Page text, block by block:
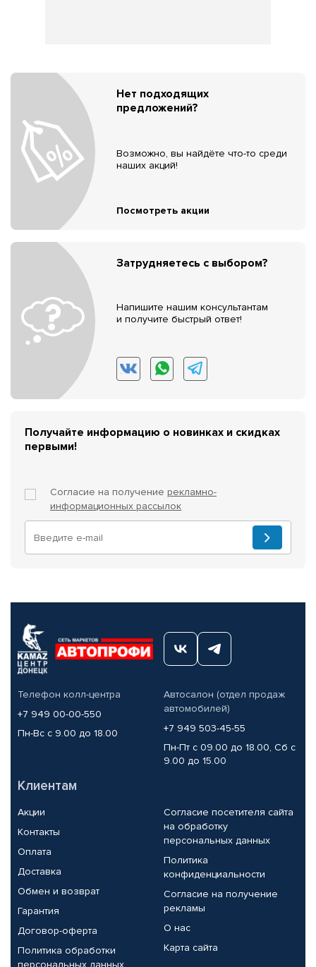
Нет подходящих
предложений?
Возможно, вы найдёте что-то среди
наших акций!
Посмотреть акции
Затрудняетесь с выбором?
Напишите нашим консультантам
и получите быстрый ответ!
Получайте информацию о новинках и скидках
первыми!
Согласие на получение рекламно-
информационных рассылок
Телефон колл-центра
+7 949 00-00-550
Пн-Вс с 9.00 до 18.00
Автосалон (отдел продаж
автомобилей)
+7 949 503-45-55
Пн-Пт с 09.00 до 18.00, Сб с
9.00 до 15.00
Клиентам
Акции
Контакты
Оплата
Доставка
Обмен и возврат
Гарантия
Договор-оферта
Политика обработки
персональных данных
Согласие посетителя сайта
на обработку
персональных данных
Политика
конфиденциальности
Согласие на получение
рекламы
О нас
Карта сайта